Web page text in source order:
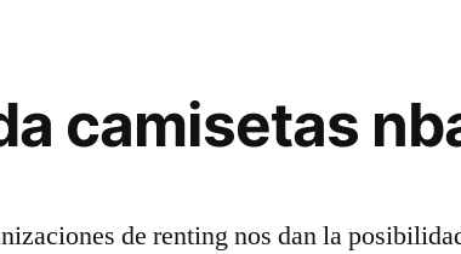
camisetas
de renting nos dan la